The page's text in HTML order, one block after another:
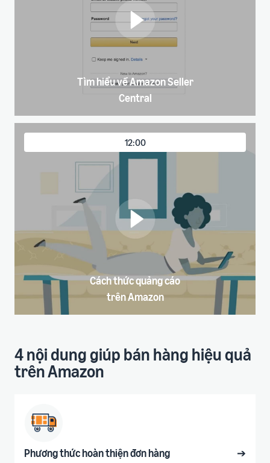
Tìm hiểu về Amazon Seller
Central
12:00
Cách thức quảng cáo
trên Amazon
4 nội dung giúp bán hàng hiệu quả
trên Amazon
Phương thức hoàn thiện đơn hàng ➔